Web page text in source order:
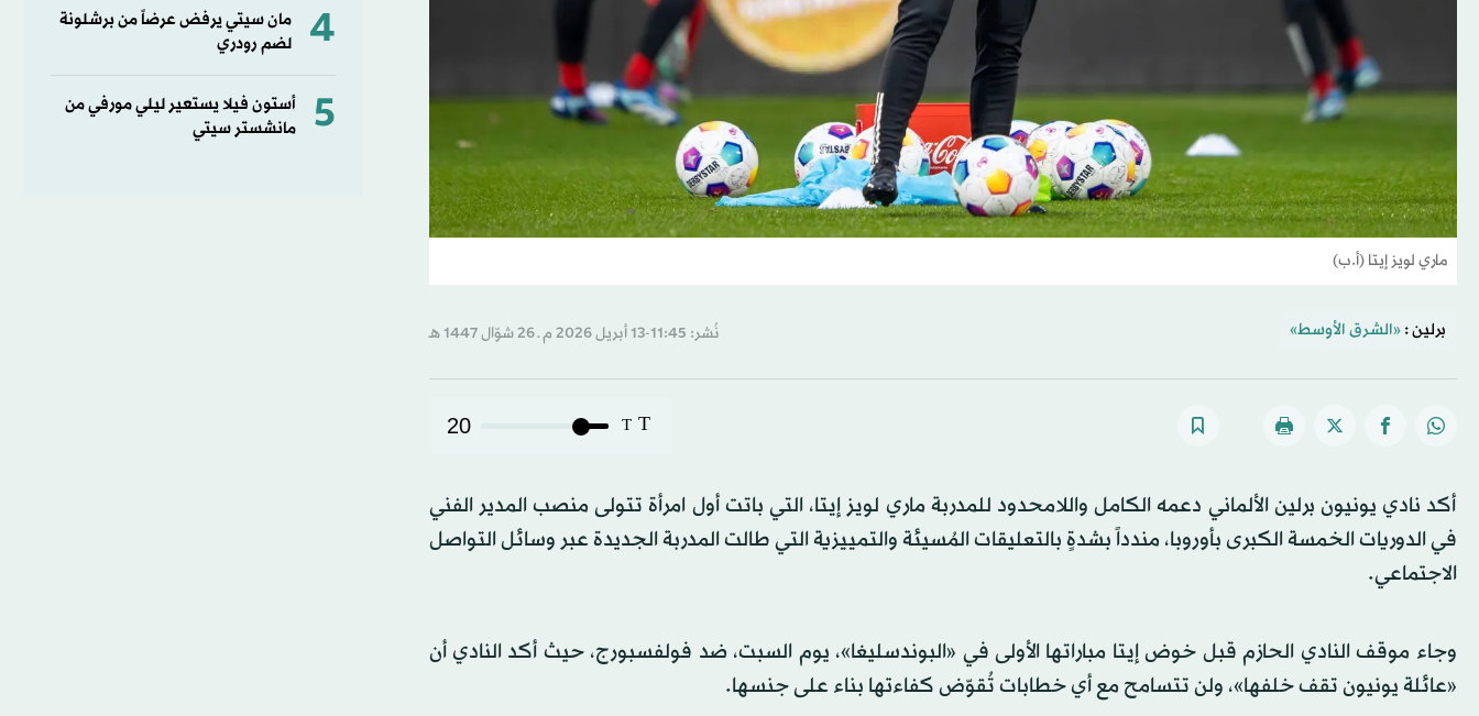
ماري لويز إيتا (أ.ب)
برلين : «الشرق الأوسط» نُشر: 11:45-13 أبريل 2026 م ـ 26 شوّال 1447 هـ
T
T
20
أكد نادي يونيون برلين الألماني دعمه الكامل واللامحدود للمدربة ماري لويز إيتا، التي باتت أول امرأة تتولى منصب المدير الفني
في الدوريات الخمسة الكبرى بأوروبا، مندداً بشدةٍ بالتعليقات المُسيئة والتمييزية التي طالت المدربة الجديدة عبر وسائل التواصل
الاجتماعي.
وجاء موقف النادي الحازم قبل خوض إيتا مباراتها الأولى في «البوندسليغا»، يوم السبت، ضد فولفسبورج، حيث أكد النادي أن
«عائلة يونيون تقف خلفها»، ولن تتسامح مع أي خطابات تُقوّض كفاءتها بناء على جنسها.
4
مان سيتي يرفض عرضاً من برشلونة
لضم رودري
5
أستون فيلا يستعير ليلي مورفي من
مانشستر سيتي